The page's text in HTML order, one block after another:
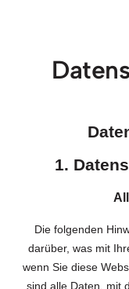
1.
Die folgenden
darüber, was mit
wenn Sie diese
sind alle Daten, mit